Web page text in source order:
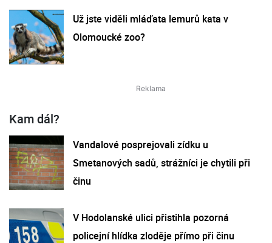
Už jste viděli mláďata lemurů kata v
Olomoucké zoo?
Kam dál?
Vandalové posprejovali zídku u
Smetanových sadů, strážníci je chytili při
činu
V Hodolanské ulici přistihla pozorná
policejní hlídka zloděje přímo při činu